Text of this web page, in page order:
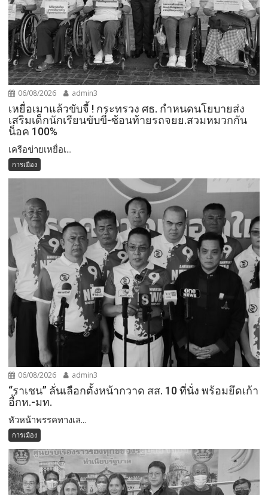
06/08/2026 admin3
เหยื่อเมาแล้วขับจี้ ! กระทรวง ศธ. กำหนดนโยบายส่ง
เสริมเด็กนักเรียนขับขี่-ซ้อนท้ายรถจยย.สวมหมวกกัน
น็อค 100%
เครือข่ายเหยื่อเ...
การเมือง
06/08/2026 admin3
“ราเชน” ลั่นเลือกตั้งหน้ากวาด สส. 10 ที่นั่ง พร้อมยึดเก้า
อี้กห.-มท.
หัวหน้าพรรคทางเล...
การเมือง